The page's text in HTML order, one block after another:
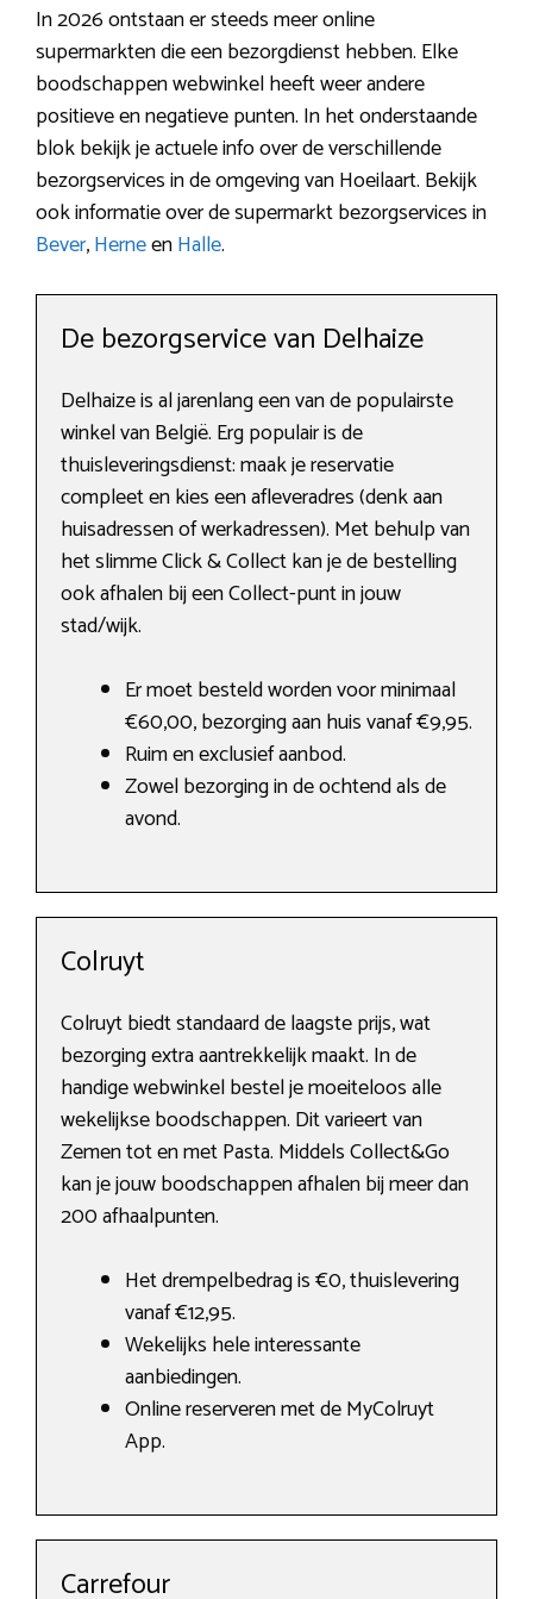
In 2026 ontstaan er steeds meer online
supermarkten die een bezorgdienst hebben. Elke
boodschappen webwinkel heeft weer andere
positieve en negatieve punten. In het onderstaande
blok bekijk je actuele info over de verschillende
bezorgservices in de omgeving van Hoeilaart. Bekijk
ook informatie over de supermarkt bezorgservices in
Bever,HerneenHalle.
De bezorgservice van Delhaize
Delhaize is al jarenlang een van de populairste
winkel van België. Erg populair is de
thuisleveringsdienst: maak je reservatie
compleet en kies een afleveradres (denk aan
huisadressen of werkadressen). Met behulp van
het slimme Click & Collect kan je de bestelling
ook afhalen bij een Collect-punt in jouw
stad/wijk.
Er moet besteld worden voor minimaal
€60,00, bezorging aan huis vanaf €9,95.
Ruim en exclusief aanbod.
Zowel bezorging in de ochtend als de
avond.
Colruyt
Colruyt biedt standaard de laagste prijs, wat
bezorging extra aantrekkelijk maakt. In de
handige webwinkel bestel je moeiteloos alle
wekelijkse boodschappen. Dit varieert van
Zemen tot en met Pasta. Middels Collect&Go
kan je jouw boodschappen afhalen bij meer dan
200 afhaalpunten.
Het drempelbedrag is €0, thuislevering
vanaf €12,95.
Wekelijks hele interessante
aanbiedingen.
Online reserveren met de MyColruyt
App.
Carrefour